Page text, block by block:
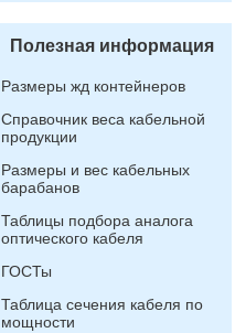
Полезная информация
Размеры жд контейнеров
Справочник веса кабельной
продукции
Размеры и вес кабельных
барабанов
Таблицы подбора аналога
оптического кабеля
ГОСТы
Таблица сечения кабеля по
мощности